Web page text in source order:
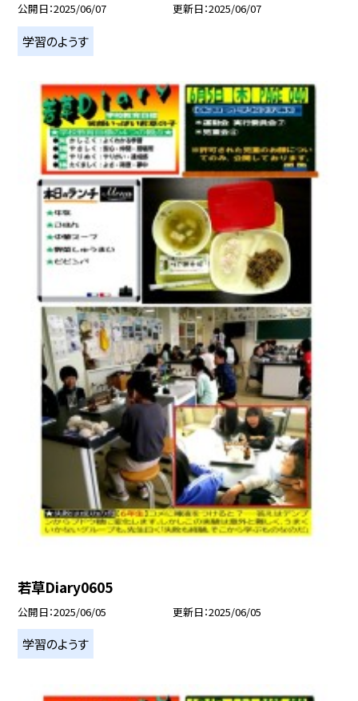
公開日 2025/06/07 更新日 2025/06/07
学習のようす
若草Diary0605
公開日 2025/06/05 更新日 2025/06/05
学習のようす